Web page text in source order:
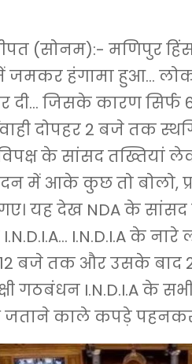
(सोनम):- मणिपुर
जमकर हंगामा हुआ…
दी… जिसके कारण सिर्फ
दोपहर 2 बजे तक
के सांसद तख्तियां
आके कुछ तो बोलो,
यह देख NDA के सांसद
I.N.D.I.A के
बजे तक और उसके
गठबंधन I.N.D.I.A के
जताने काले कपड़े